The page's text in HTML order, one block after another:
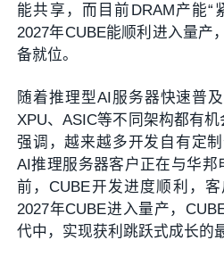
能共享，而目前DRAM产能“
2027年CUBE能顺利进入量产
备就位。
随着推理型AI服务器快速普及
XPU、ASIC等不同架构都有
强调，越来越多开发自有定
AI推理服务器客户正在与华邦
前，CUBE开发进度顺利，
2027年CUBE进入量产，
代中，实现获利跳跃式成长的